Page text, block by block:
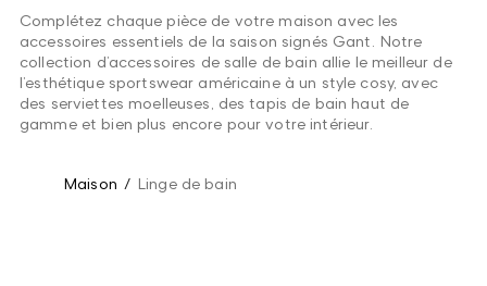
Complétez chaque pièce de votre maison avec les
accessoires essentiels de la saison signés Gant. Notre
collection d’accessoires de salle de bain allie le meilleur de
l’esthétique sportswear américaine à un style cosy, avec
des serviettes moelleuses, des tapis de bain haut de
gamme et bien plus encore pour votre intérieur.
Maison / Linge de bain